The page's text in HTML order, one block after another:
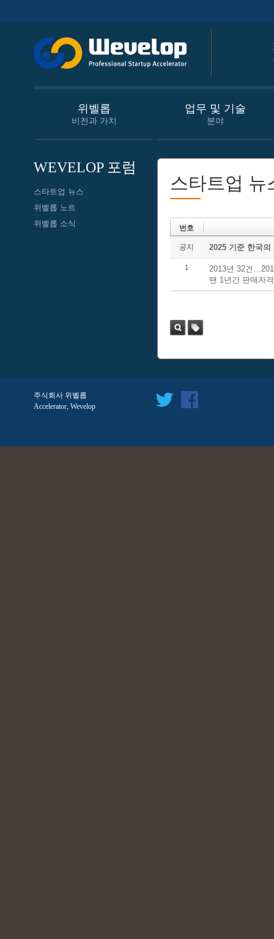
위벨롭
비전과 가치
업무 및 기술
분야
WEVELOP 포럼
스타트업 뉴스
위벨롭 노트
위벨롭 소식
스타트업 뉴
번호
공지 2025 기준 한국
1
2013년 32건
땐 1년간 판매자
주식회사 위벨롭
Accelerator, Wevelop